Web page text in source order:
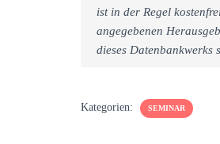
ist in der Regel
angegebenen
dieses
Kategorien: SEMINAR